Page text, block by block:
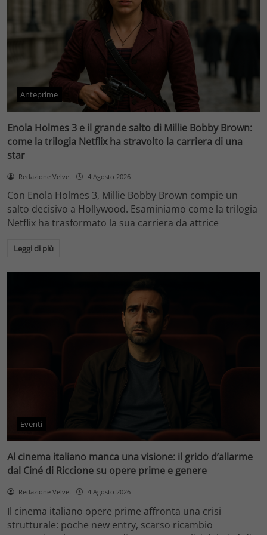
Anteprime
Enola Holmes 3 e il grande salto di Millie Bobby Brown:
come la trilogia Netflix ha stravolto la carriera di una
star
Redazione Velvet 4 Agosto 2026
Con Enola Holmes 3, Millie Bobby Brown compie un
salto decisivo a Hollywood. Esaminiamo come la trilogia
Netflix ha trasformato la sua carriera da attrice
Leggi di più
Eventi
Al cinema italiano manca una visione: il grido d’allarme
dal Ciné di Riccione su opere prime e genere
Redazione Velvet 4 Agosto 2026
Il cinema italiano opere prime affronta una crisi
strutturale: poche new entry, scarso ricambio